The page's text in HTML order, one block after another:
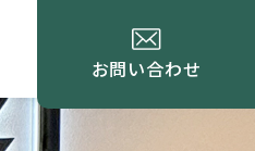
お問い合わせ